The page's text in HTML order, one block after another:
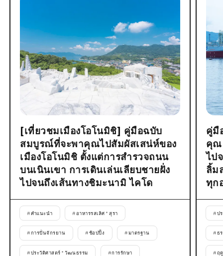
[เที่ยวชมเมืองโอโนมิชิ] คู่มือฉบับ
สมบูรณ์ที่จะพาคุณไปสัมผัสเสน่ห์ของ
เมืองโอโนมิชิ ตั้งแต่การสำรวจถนน
บนเนินเขา การเดินเล่นเลียบชายฝั่ง
ไปจนถึงเส้นทางชิมะนามิ ไคโด
#คำแนะนำ # อาหารรสเลิศ * สุรา
#การปั่นจักรยาน #ช้อปปิ้ง #มาตรฐาน
#ประวัติศาสตร์ * วัฒนธรรม #การรักษา
คู่มื
คุณ
ไป
ลิ้ม
ทุก
#ป
#ธ
#ฤ